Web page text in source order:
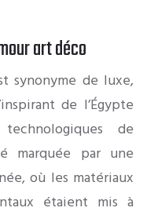
art déco
synonyme de luxe,
de l’Égypte
de
marquée par une
où les matériaux
étaient mis à